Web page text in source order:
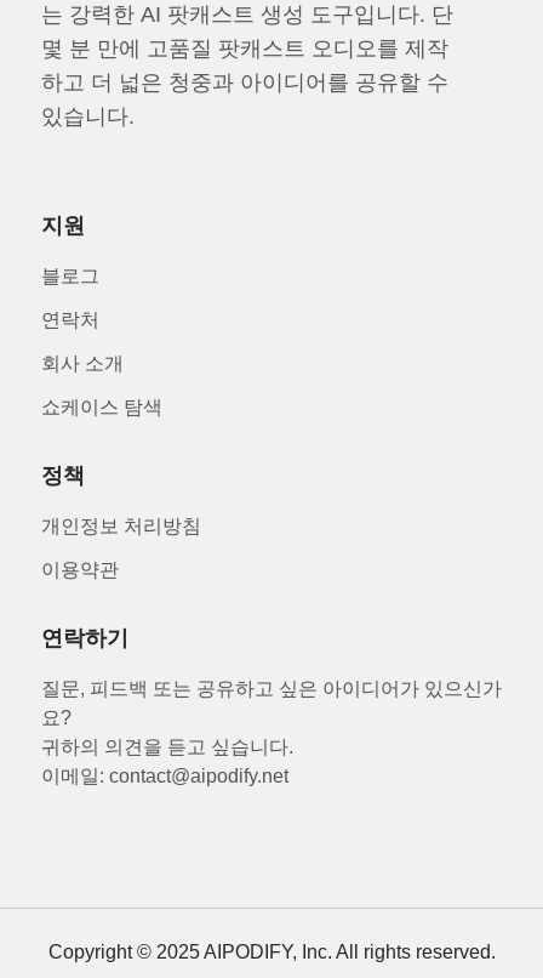
는 강력한 AI 팟캐스트 생성 도구입니다. 단
몇 분 만에 고품질 팟캐스트 오디오를 제작
하고 더 넓은 청중과 아이디어를 공유할 수
있습니다.
지원
블로그
연락처
회사 소개
쇼케이스 탐색
정책
개인정보 처리방침
이용약관
연락하기
질문, 피드백 또는 공유하고 싶은 아이디어가 있으신가
요?
귀하의 의견을 듣고 싶습니다.
이메일: contact@aipodify.net
Copyright © 2025 AIPODIFY, Inc. All rights reserved.